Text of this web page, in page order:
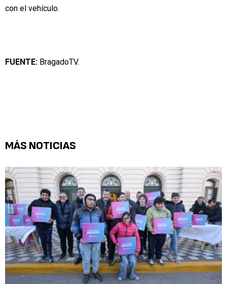
con el vehículo.
FUENTE: BragadoTV.
MÁS NOTICIAS